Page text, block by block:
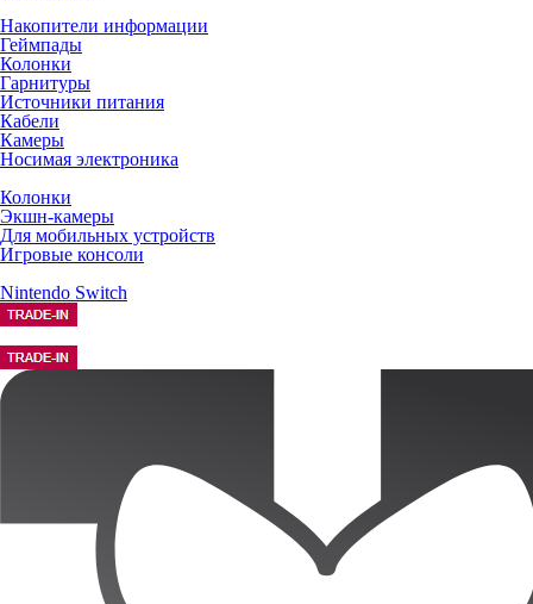
Накопители информации
Геймпады
Колонки
Гарнитуры
Источники питания
Кабели
Камеры
Носимая электроника
Колонки
Экшн-камеры
Для мобильных устройств
Игровые консоли
Nintendo Switch